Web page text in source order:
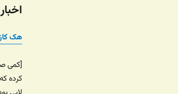
اخبار
هک
[کمی
کرده